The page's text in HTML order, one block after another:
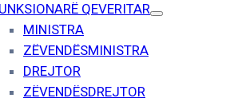
QEVERITAR
MINISTRA
ZËVENDËSMINISTRA
DREJTOR
ZËVENDËSDREJTOR